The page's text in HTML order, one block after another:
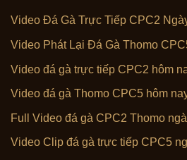
Video Đá Gà Trực Tiếp CPC2
Video Phát Lại Đá Gà Thomo
Video đá gà trực tiếp CPC2 hôm
Video đá gà Thomo CPC5 hôm
Full Video đá gà CPC2 Thomo
Video Clip đá gà trực tiếp CPC5